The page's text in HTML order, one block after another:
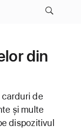
din
de
și multe
dispozitivul